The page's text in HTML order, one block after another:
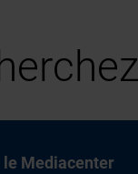
le Mediacenter